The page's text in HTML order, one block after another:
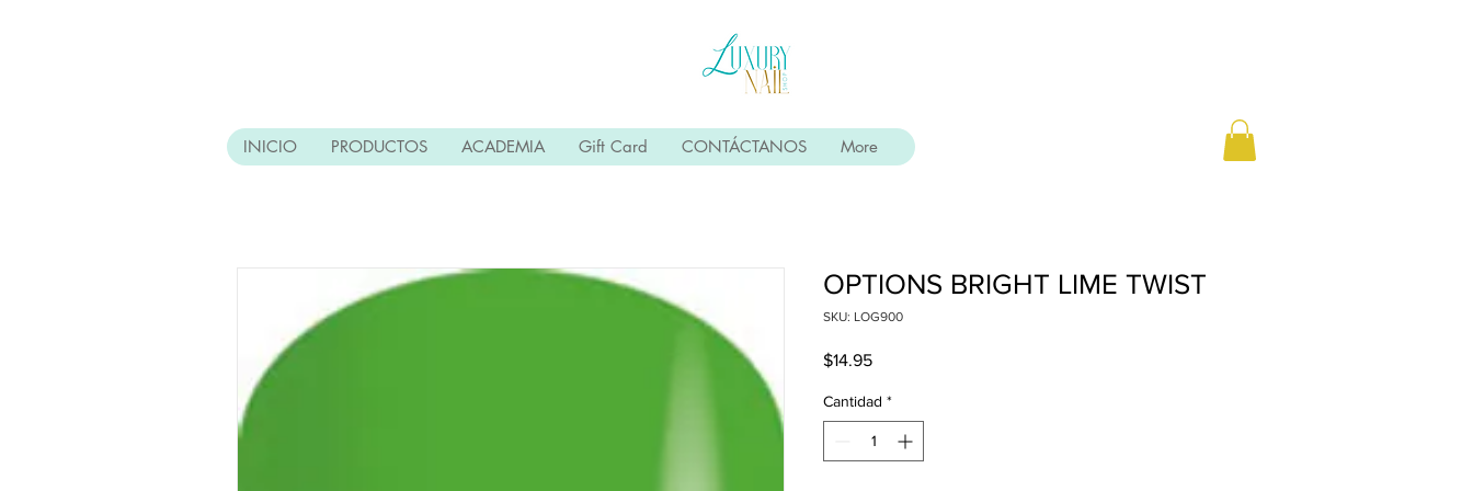
OPTIONS BRIGHT LIME TWIST
SKU: LOG900
$14.95Precio
Cantidad *
INICIO PRODUCTOS ACADEMIA Gift Card CONTÁCTANOS More